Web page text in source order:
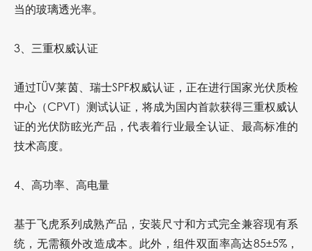
当的玻璃透光率。
3、三重权威认证
通过TÜV莱茵、瑞士SPF权威认证，正在进行国家光伏质检
中心（CPVT）测试认证，将成为国内首款获得三重权威认
证的光伏防眩光产品，代表着行业最全认证、最高标准的
技术高度。
4、高功率、高电量
基于飞虎系列成熟产品，安装尺寸和方式完全兼容现有系
统，无需额外改造成本。此外，组件双面率高达85±5%，